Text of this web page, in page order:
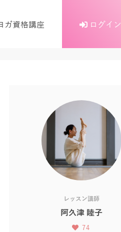
ガ資格講座 ログイン
レッスン講師
阿久津 睦子
74